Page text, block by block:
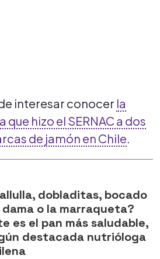
interesar conocer la
hizo el SERNAC a dos
de jamón en Chile.
dobladitas, bocado
dama o la marraqueta?
es el pan más saludable,
destacada nutrióloga